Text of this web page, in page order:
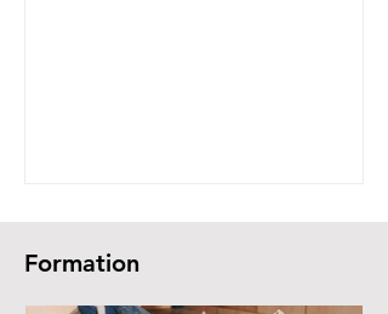
Formation